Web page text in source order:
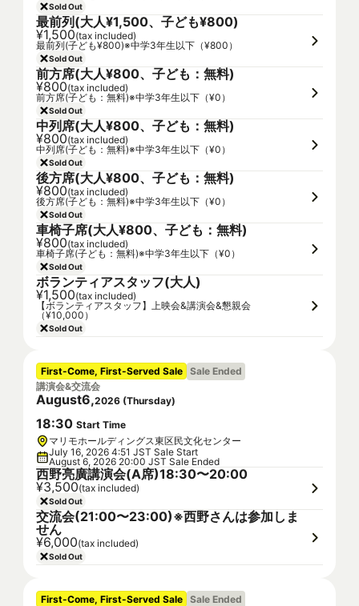
Sold Out
最前列(大人¥1,500、子ども¥800)
¥1,500(tax included)
最前列(子ども¥800)※中学3年生以下（¥800）
Sold Out
前方席(大人¥800、子ども：無料)
¥800(tax included)
前方席(子ども：無料)※中学3年生以下（¥0）
Sold Out
中列席(大人¥800、子ども：無料)
¥800(tax included)
中列席(子ども：無料)※中学3年生以下（¥0）
Sold Out
後方席(大人¥800、子ども：無料)
¥800(tax included)
後方席(子ども：無料)※中学3年生以下（¥0）
Sold Out
車椅子席(大人¥800、子ども：無料)
¥800(tax included)
車椅子席(子ども：無料)※中学3年生以下（¥0）
Sold Out
ボランティアスタッフ(大人)
¥1,500(tax included)
【ボランティアスタッフ】上映会&講演会&懇親会
（¥10,000）
Sold Out
First-Come, First-Served Sale Sale Ended
講演会&交流会
August6,2026 (Thursday)
18:30 Start Time
マリモホールディングス東区民文化センター
July 16, 2026 4:51 JST Sale Start
August 6, 2026 20:00 JST Sale Ended
西野亮廣講演会(A席)18:30〜20:00
¥3,500(tax included)
Sold Out
交流会(21:00〜23:00)※西野さんは参加しま
せん
¥6,000(tax included)
Sold Out
First-Come, First-Served Sale Sale Ended